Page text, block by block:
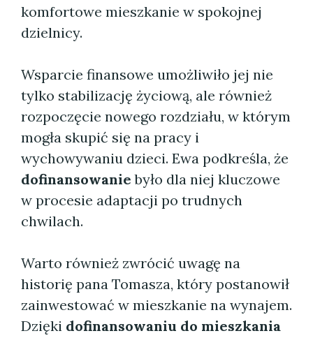
komfortowe mieszkanie w spokojnej
dzielnicy.
Wsparcie finansowe umożliwiło jej nie
tylko stabilizację życiową, ale również
rozpoczęcie nowego rozdziału, w którym
mogła skupić się na pracy i
wychowywaniu dzieci. Ewa podkreśla, że
dofinansowanie było dla niej kluczowe
w procesie adaptacji po trudnych
chwilach.
Warto również zwrócić uwagę na
historię pana Tomasza, który postanowił
zainwestować w mieszkanie na wynajem.
Dzięki dofinansowaniu do mieszkania